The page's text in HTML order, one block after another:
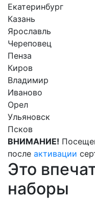
Екатеринбург
Казань
Ярославль
Череповец
Пенза
Киров
Владимир
Иваново
Орел
Ульяновск
Псков
ВНИМАНИЕ!
после активации
Это
наборы